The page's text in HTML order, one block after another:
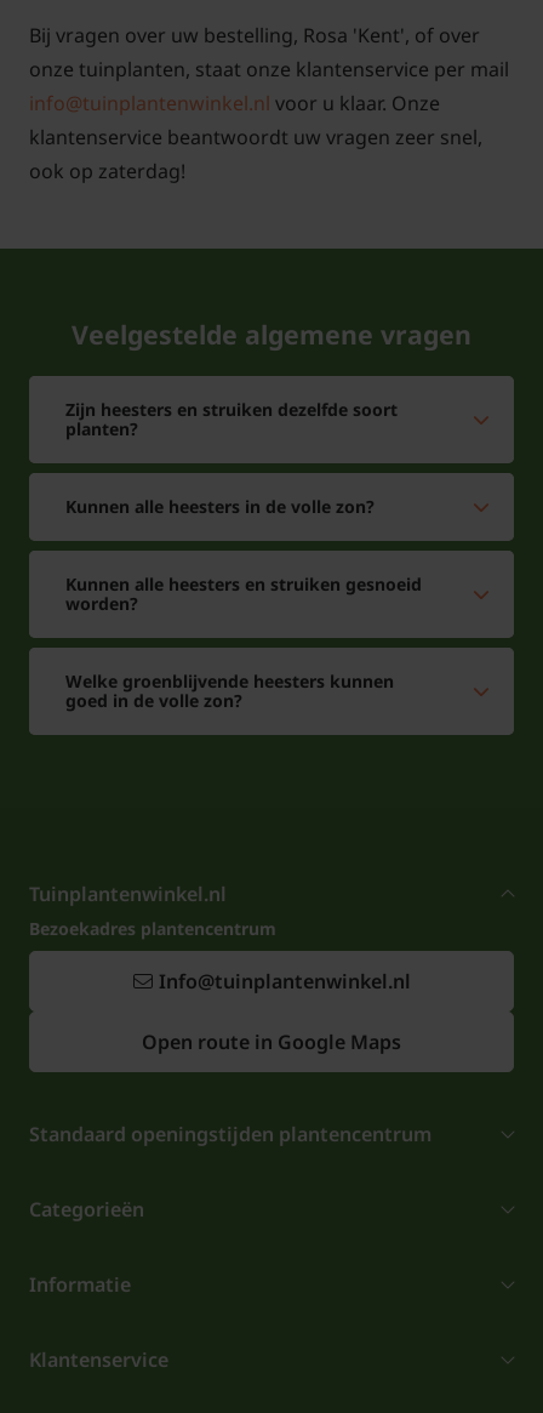
Bij vragen over uw bestelling, Rosa 'Kent', of over
onze tuinplanten, staat onze klantenservice per mail
info@tuinplantenwinkel.nl voor u klaar. Onze
klantenservice beantwoordt uw vragen zeer snel,
ook op zaterdag!
Veelgestelde algemene vragen
Zijn heesters en struiken dezelfde soort
planten?
Kunnen alle heesters in de volle zon?
Kunnen alle heesters en struiken gesnoeid
worden?
Welke groenblijvende heesters kunnen
goed in de volle zon?
Tuinplantenwinkel.nl
Bezoekadres plantencentrum
Info@tuinplantenwinkel.nl
Open route in Google Maps
Standaard openingstijden plantencentrum
Categorieën
Informatie
Klantenservice